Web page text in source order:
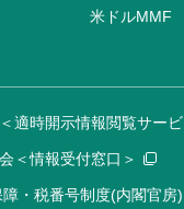
米ドルMMF
適時開示情報閲覧サービ
＜情報受付窓口＞
・税番号制度(内閣官房)